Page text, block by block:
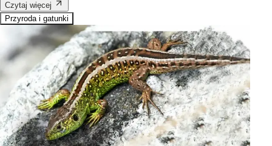
Czytaj więcej
Przyroda i gatunki